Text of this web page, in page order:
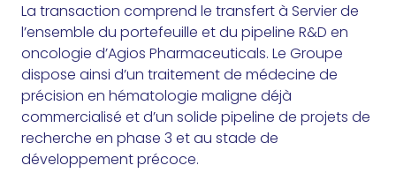
La transaction comprend le transfert à Servier de
l’ensemble du portefeuille et du pipeline R&D en
oncologie d’Agios Pharmaceuticals. Le Groupe
dispose ainsi d’un traitement de médecine de
précision en hématologie maligne déjà
commercialisé et d’un solide pipeline de projets de
recherche en phase 3 et au stade de
développement précoce.